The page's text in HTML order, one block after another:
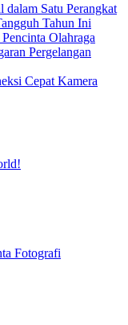
Satu Perangkat
Tahun Ini
Olahraga
Pergelangan
Cepat Kamera
Fotografi